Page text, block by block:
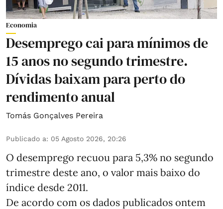
Economia
Desemprego cai para mínimos de
15 anos no segundo trimestre.
Dívidas baixam para perto do
rendimento anual
Tomás Gonçalves Pereira
Publicado a: 05 Agosto 2026, 20:26
O desemprego recuou para 5,3% no segundo
trimestre deste ano, o valor mais baixo do
índice desde 2011.
De acordo com os dados publicados ontem